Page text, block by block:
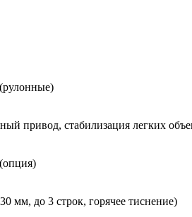
привод, стабилизация легких
мм, до 3 строк, горячее тиснение)